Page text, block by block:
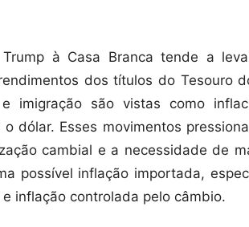
à Casa Branca tende a
dos títulos do Tesouro
imigração são vistas como
dólar. Esses movimentos
cambial e a necessidade de
possível inflação importada,
inflação controlada pelo câmbio.